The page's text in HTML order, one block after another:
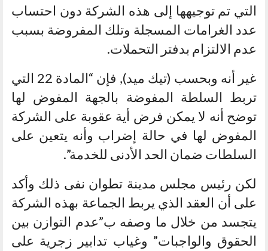
التي تم توجيهها إلى هذه الشركة دون احتساب
عدد الغرامات المسجلة وتلك المفروضة بسبب
عدم الالتزام بدفتر التحملات.
غير أنه وبحسب (تيك ميد), فإن “المادة 22 التي
تربط السلطة المفوضة بالجهة المفوض لها
توضح أنه لا يمكن فرض أية عقوبة على الشركة
المفوض لها في حالة إضراب وأنه يتعين على
السلطات ضمان الحد الأدنى للخدمة”.
لكن رئيس مجلس مدينة تطوان نفى ذلك وأكد
على أن العقد الذي يربط الجماعة بهذه الشركة
يتجسد من خلال ما وصفه ب”عدم التوازن بين
الحقوق والواجبات” وغياب تدابير زجرية على